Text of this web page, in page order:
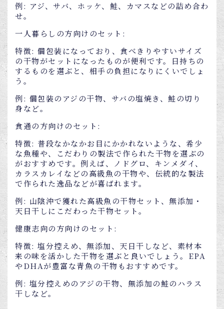
例: アジ、サバ、ホッケ、鮭、カマスなどの詰め合わ
せ。
一人暮らしの方向けのセット:
特徴: 個包装になっており、食べきりやすいサイズ
の干物がセットになったものが便利です。日持ちの
するものを選ぶと、相手の負担になりにくいでしょ
う。
例: 個包装のアジの干物、サバの塩焼き、鮭の切り
身など。
食通の方向けのセット:
特徴: 普段なかなかお目にかかれないような、希少
な魚種や、こだわりの製法で作られた干物を選ぶの
がおすすめです。例えば、ノドグロ、キンメダイ、
カラスカレイなどの高級魚の干物や、伝統的な製法
で作られた逸品などが喜ばれます。
例: 山陰沖で獲れた高級魚の干物セット、無添加・
天日干しにこだわった干物セット。
健康志向の方向けのセット:
特徴: 塩分控えめ、無添加、天日干しなど、素材本
来の味を活かした干物を選ぶと良いでしょう。EPA
やDHAが豊富な青魚の干物もおすすめです。
例: 塩分控えめのアジの干物、無添加の鮭のハラス
干しなど。